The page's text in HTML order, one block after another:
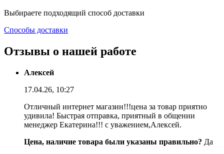
Выбираете подходящий способ доставки
Способы доставки
Отзывы о нашей работе
Алексей
17.04.26, 10:27
Отличный интернет магазин!!!цена за товар приятно
удивила! Быстрая отправка, приятный в общении
менеджер Екатерина!!! с уважением,Алексей.
Цена, наличие товара были указаны правильно? Да